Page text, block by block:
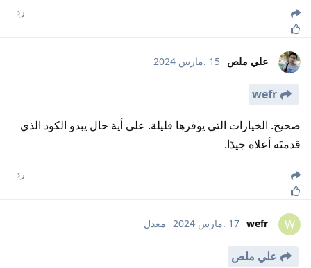
رد
علي ملص 15 .مارس 2024
wefr
صحيح. الخيارات التي يوفرها قليلة. على أية حال يبدو الكود الذي
قدمتَه أعلاه جيدًا.
رد
W
wefr 17 .مارس 2024 معدل
علي ملص